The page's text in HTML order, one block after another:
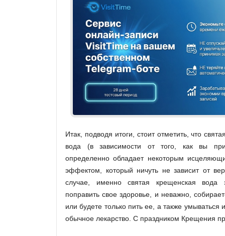
Итак, подводя итоги, стоит отметить, что
вода (в зависимости от того, как вы
определенно обладает некоторым
эффектом, который ничуть не зависит от
случае, именно святая крещенская вода
поправить свое здоровье, и неважно,
или будете только пить ее, а также умываться
обычное лекарство. С праздником Крещения